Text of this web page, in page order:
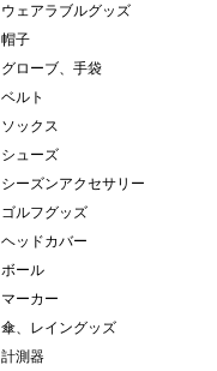
ウェアラブルグッズ
帽子
グローブ、手袋
ベルト
ソックス
シューズ
シーズンアクセサリー
ゴルフグッズ
ヘッドカバー
ボール
マーカー
傘、レイングッズ
計測器